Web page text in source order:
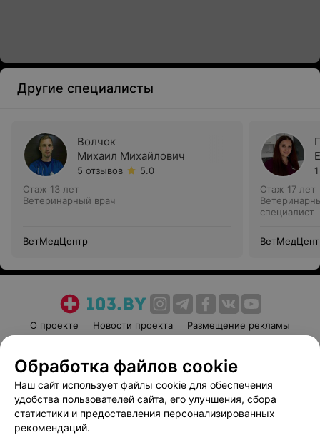
Другие специалисты
Волчок
Михаил Михайлович
5 отзывов
5.0
Стаж 13 лет
Ветеринарный врач
ВетМедЦентр
Стаж 17 лет
специалист
О проекте Новости проекта
Размещение рекламы
Пользовательское соглашение
Способы оплаты
Вакансии
Партнеры
Написать руководителю 103.by
Обработка файлов cookie
Наш сайт использует файлы cookie для обеспечения
удобства пользователей сайта, его улучшения, сбора
статистики и предоставления персонализированных
рекомендаций.